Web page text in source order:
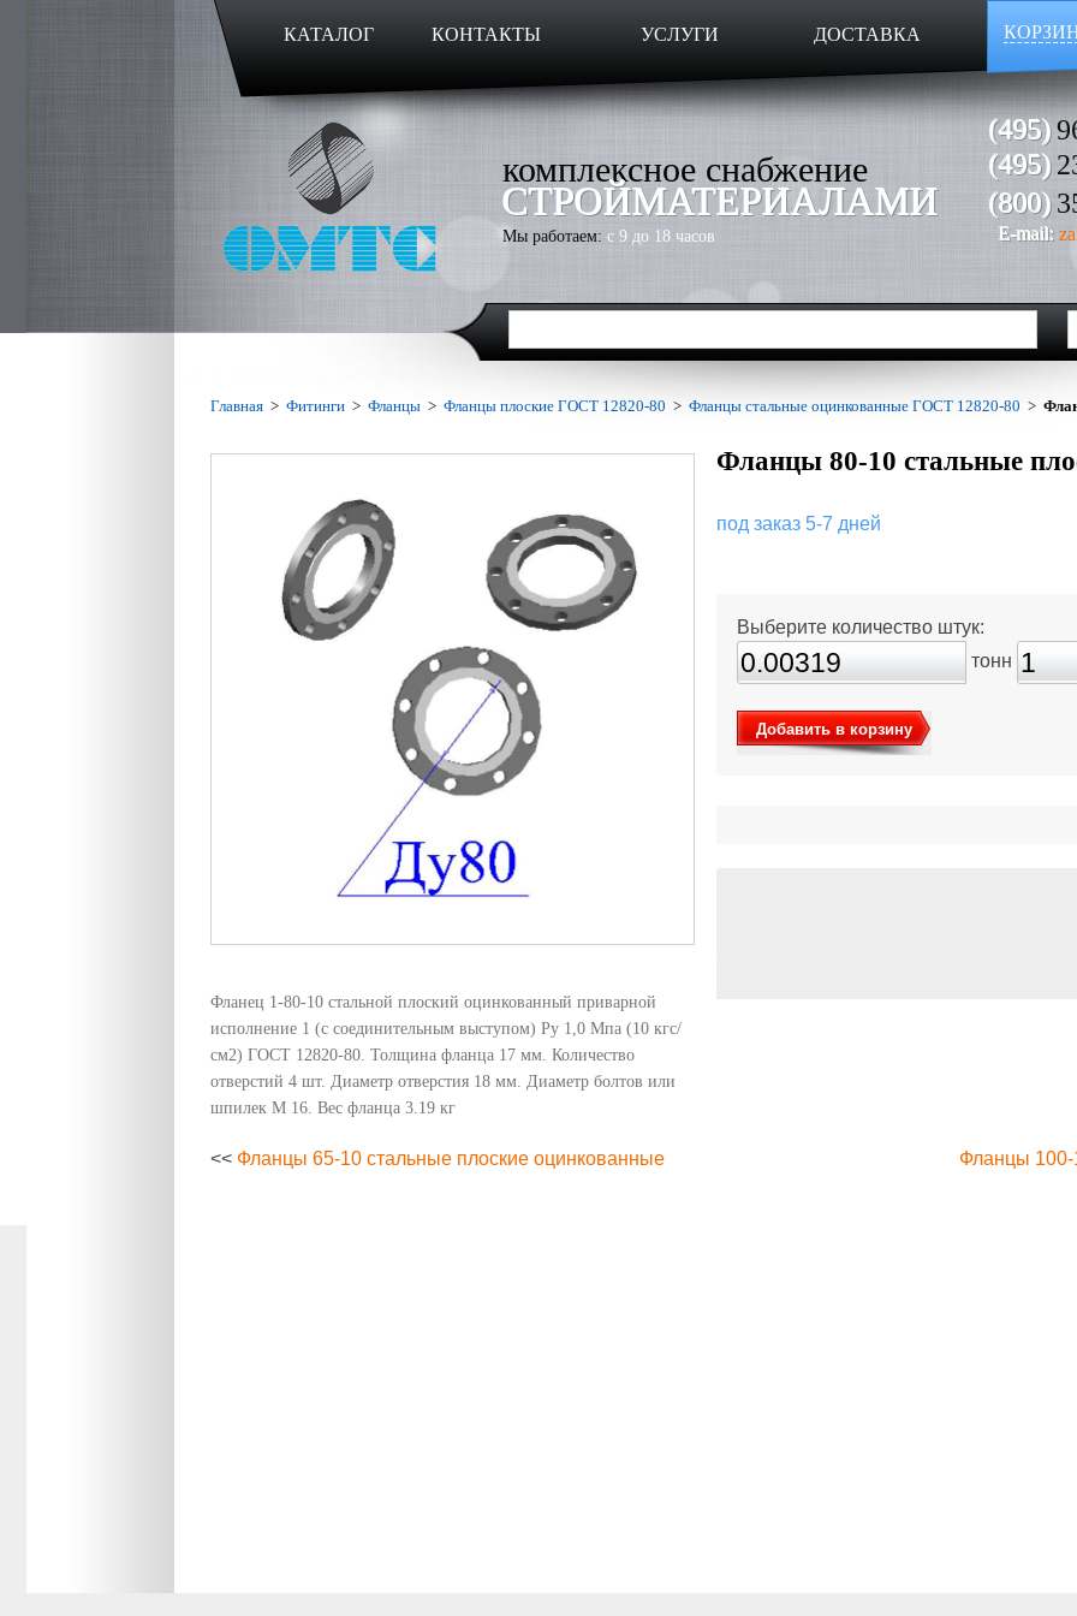
КАТАЛОГ КОНТАКТЫ УСЛУГИ ДОСТАВКА
комплексное снабжение
СТРОЙМАТЕРИАЛАМИ
Мы работаем: с 9 до 18 часов
(495)
(495)
(800)
E-mail:
Главная > Фитинги > Фланцы > Фланцы плоские ГОСТ 12820-80 > Фланцы стальные оцинкованные ГОСТ 12820-80 >
Фланец 1-80-10 стальной плоский оцинкованный приварной
исполнение 1 (с соединительным выступом) Ру 1,0 Мпа (10 кгс/
см2) ГОСТ 12820-80. Толщина фланца 17 мм. Количество
отверстий 4 шт. Диаметр отверстия 18 мм. Диаметр болтов или
шпилек М 16. Вес фланца 3.19 кг
Фланцы 80-10 стальные
под заказ 5-7 дней
Выберите количество штук:
тонн
Добавить в корзину
<< Фланцы 65-10 стальные плоские оцинкованные Фланцы 100-